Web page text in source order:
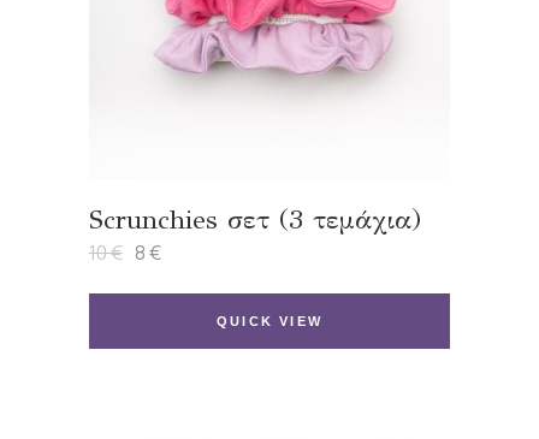
Scrunchies σετ (3 τεμάχια)
10€ Original
was:
8€
τιμή
QUICK VIEW